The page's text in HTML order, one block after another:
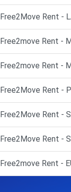
Free2Move Rent -
Free2move Rent -
Free2move Rent -
Free2Move Rent -
Free2Move Rent -
Free2Move Rent -
Free2move Rent -